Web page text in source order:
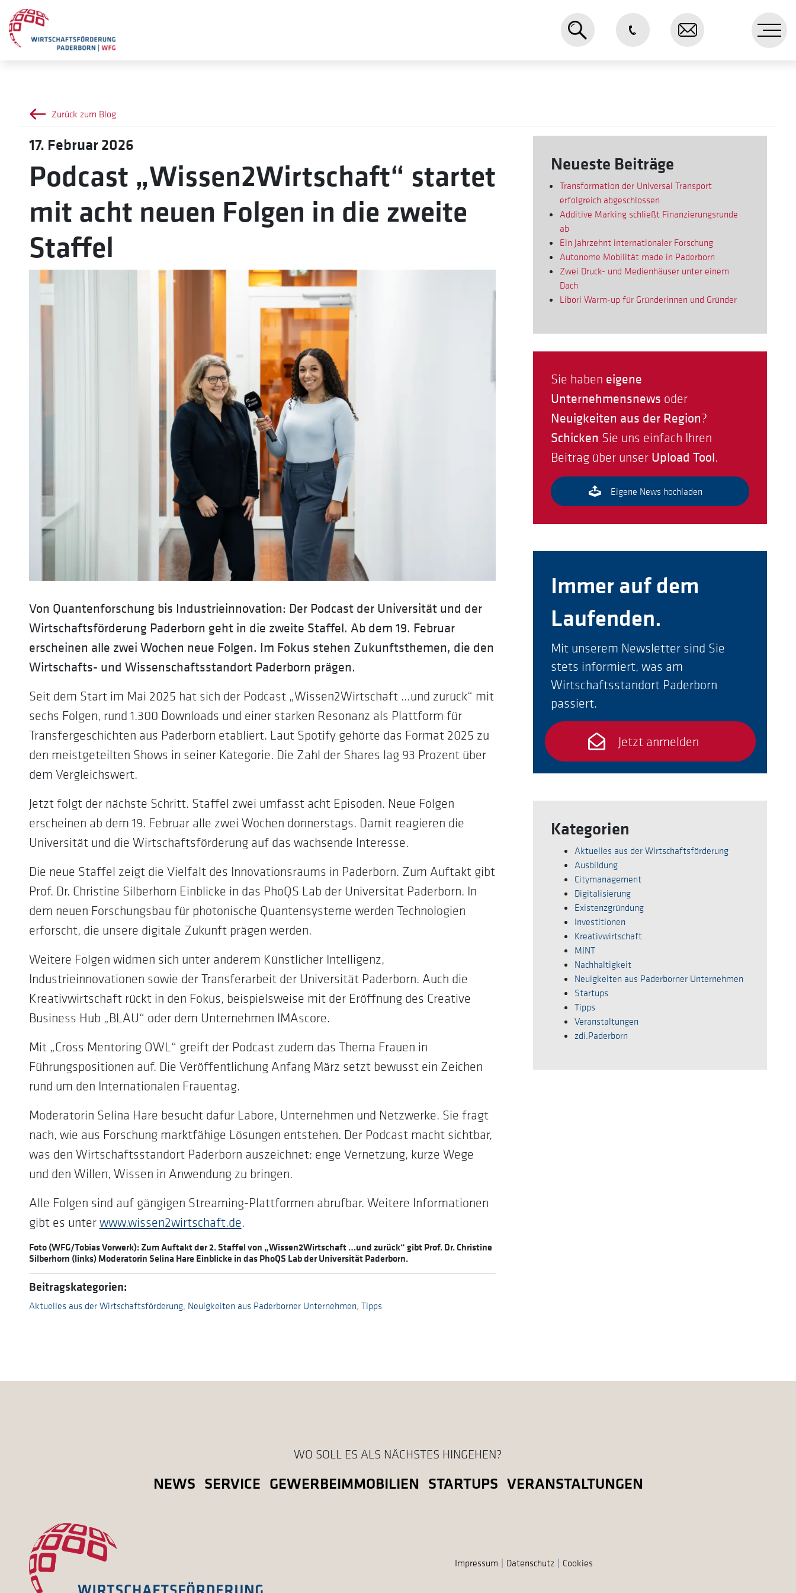
Zurück zum Blog
17. Februar 2026
Podcast „Wissen2Wirtschaft“ startet
mit acht neuen Folgen in die zweite
Staffel
Von Quantenforschung bis Industrieinnovation: Der Podcast der Universität und der
Wirtschaftsförderung Paderborn geht in die zweite Staffel. Ab dem 19. Februar
erscheinen alle zwei Wochen neue Folgen. Im Fokus stehen Zukunftsthemen, die den
Wirtschafts- und Wissenschaftsstandort Paderborn prägen.
Seit dem Start im Mai 2025 hat sich der Podcast „Wissen2Wirtschaft …und zurück“ mit
sechs Folgen, rund 1.300 Downloads und einer starken Resonanz als Plattform für
Transfergeschichten aus Paderborn etabliert. Laut Spotify gehörte das Format 2025 zu
den meistgeteilten Shows in seiner Kategorie. Die Zahl der Shares lag 93 Prozent über
dem Vergleichswert.
Jetzt folgt der nächste Schritt. Staffel zwei umfasst acht Episoden. Neue Folgen
erscheinen ab dem 19. Februar alle zwei Wochen donnerstags. Damit reagieren die
Universität und die Wirtschaftsförderung auf das wachsende Interesse.
Die neue Staffel zeigt die Vielfalt des Innovationsraums in Paderborn. Zum Auftakt gibt
Prof. Dr. Christine Silberhorn Einblicke in das PhoQS Lab der Universität Paderborn. In
dem neuen Forschungsbau für photonische Quantensysteme werden Technologien
erforscht, die unsere digitale Zukunft prägen werden.
Weitere Folgen widmen sich unter anderem Künstlicher Intelligenz,
Industrieinnovationen sowie der Transferarbeit der Universität Paderborn. Auch die
Kreativwirtschaft rückt in den Fokus, beispielsweise mit der Eröffnung des Creative
Business Hub „BLAU“ oder dem Unternehmen IMAscore.
Mit „Cross Mentoring OWL“ greift der Podcast zudem das Thema Frauen in
Führungspositionen auf. Die Veröffentlichung Anfang März setzt bewusst ein Zeichen
rund um den Internationalen Frauentag.
Moderatorin Selina Hare besucht dafür Labore, Unternehmen und Netzwerke. Sie fragt
nach, wie aus Forschung marktfähige Lösungen entstehen. Der Podcast macht sichtbar,
was den Wirtschaftsstandort Paderborn auszeichnet: enge Vernetzung, kurze Wege
und den Willen, Wissen in Anwendung zu bringen.
Alle Folgen sind auf gängigen Streaming-Plattformen abrufbar. Weitere Informationen
gibt es unterwww.wissen2wirtschaft.de.
Foto (WFG/Tobias Vorwerk): Zum Auftakt der 2. Staffel von „Wissen2Wirtschaft …und zurück“ gibt Prof. Dr. Christine
Silberhorn (links) Moderatorin Selina Hare Einblicke in das PhoQS Lab der Universität Paderborn.
Beitragskategorien:
Aktuelles aus der Wirtschaftsförderung, Neuigkeiten aus Paderborner Unternehmen, Tipps
Neueste Beiträge
Transformation der Universal Transport
erfolgreich abgeschlossen
Additive Marking schließt Finanzierungsrunde
ab
Ein Jahrzehnt internationaler Forschung
Autonome Mobilität made in Paderborn
Zwei Druck- und Medienhäuser unter einem
Dach
Libori Warm-up für Gründerinnen und Gründer
Sie haben eigene
Unternehmensnews oder
Neuigkeiten aus der Region?
Schicken Sie uns einfach Ihren
Beitrag über unser Upload Tool.
Eigene News hochladen
Immer auf dem
Laufenden.
Mit unserem Newsletter sind Sie
stets informiert, was am
Wirtschaftsstandort Paderborn
passiert.
Jetzt anmelden
Kategorien
Aktuelles aus der Wirtschaftsförderung
Ausbildung
Citymanagement
Digitalisierung
Existenzgründung
Investitionen
Kreativwirtschaft
MINT
Nachhaltigkeit
Neuigkeiten aus Paderborner Unternehmen
Startups
Tipps
Veranstaltungen
zdi.Paderborn
WO SOLL ES ALS NÄCHSTES HINGEHEN?
NEWS SERVICE GEWERBEIMMOBILIEN STARTUPS VERANSTALTUNGEN
Impressum Datenschutz Cookies